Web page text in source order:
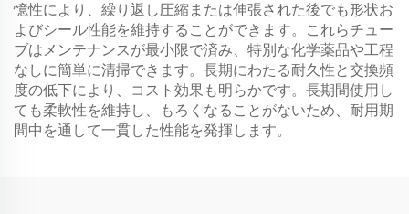
憶性により、繰り返し圧縮または伸張された後でも形状お
よびシール性能を維持することができます。これらチュー
ブはメンテナンスが最小限で済み、特別な化学薬品や工程
なしに簡単に清掃できます。長期にわたる耐久性と交換頻
度の低下により、コスト効果も明らかです。長期間使用し
ても柔軟性を維持し、もろくなることがないため、耐用期
間中を通して一貫した性能を発揮します。